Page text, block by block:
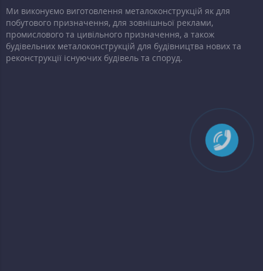
Ми виконуємо виготовлення металоконструкцій як для
побутового призначення, для зовнішньої реклами,
промислового та цивільного призначення, а також
будівельних металоконструкцій для будівництва нових та
реконструкції існуючих будівель та споруд.